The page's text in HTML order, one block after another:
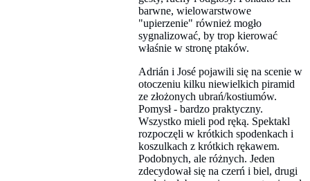
barwne, wielowarstwowe
"upierzenie" również mogło
sygnalizować, by trop kierować
właśnie w stronę ptaków.
Adrián i José pojawili się na scenie w
otoczeniu kilku niewielkich piramid
ze złożonych ubrań/kostiumów.
Pomysł - bardzo praktyczny.
Wszystko mieli pod ręką. Spektakl
rozpoczęli w krótkich spodenkach i
koszulkach z krótkich rękawem.
Podobnych, ale różnych. Jeden
zdecydował się na czerń i biel, drugi